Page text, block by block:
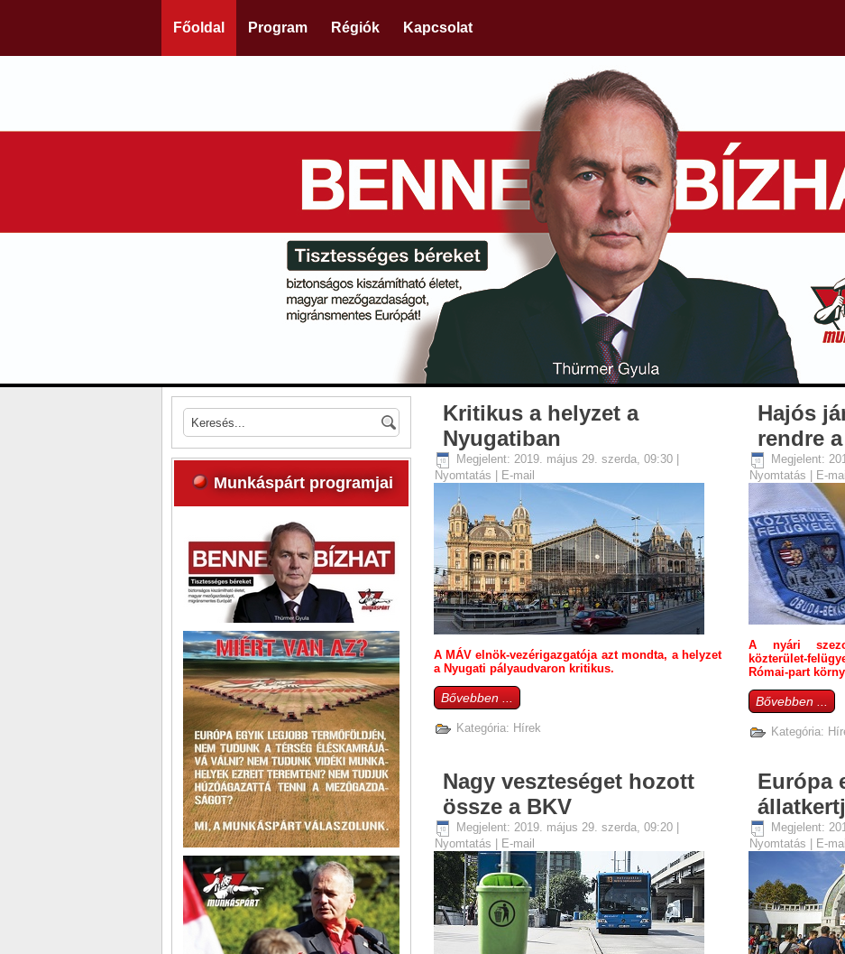
Főoldal Program Régiók Kapcsolat
Munkáspárt programjai
Kritikus a helyzet a
Nyugatiban
Megjelent: 2019. május 29. szerda, 09:30|
Nyomtatás
E-mail
A MÁV elnök-vezérigazgatója azt mondta, a helyzet
a Nyugati pályaudvaron kritikus.
Bővebben ...
Kategória: Hírek
Hajós
rendre
Megjelent:
Nyomtatás
E-mail
A nyári
közterület-
Római-part
Bővebben ...
Kategória:
Nagy veszteséget hozott
össze a BKV
Megjelent: 2019. május 29. szerda, 09:20|
Nyomtatás
E-mail
Európa
Megjelent:
Nyomtatás
E-mail